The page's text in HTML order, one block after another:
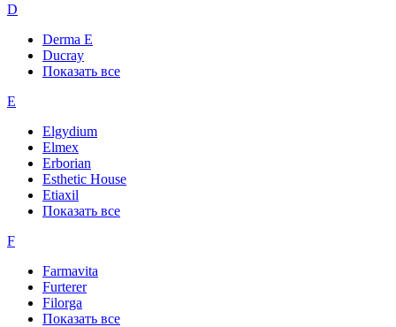
D
Derma E
Ducray
Показать все
E
Elgydium
Elmex
Erborian
Esthetic House
Etiaxil
Показать все
F
Farmavita
Furterer
Filorga
Показать все